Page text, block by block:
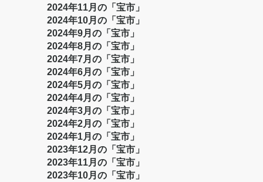
2024年11月の「宝市」
2024年10月の「宝市」
2024年9月の「宝市」
2024年8月の「宝市」
2024年7月の「宝市」
2024年6月の「宝市」
2024年5月の「宝市」
2024年4月の「宝市」
2024年3月の「宝市」
2024年2月の「宝市」
2024年1月の「宝市」
2023年12月の「宝市」
2023年11月の「宝市」
2023年10月の「宝市」